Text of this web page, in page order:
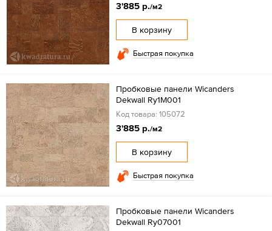
3'885 р./м2
В корзину
Быстрая покупка
Пробковые панели Wicanders
Dekwall Ry1M001
Код товара: 105072
3'885 р./м2
В корзину
Быстрая покупка
Пробковые панели Wicanders
Dekwall Ry07001